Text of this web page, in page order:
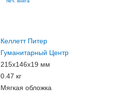
Келлетт Питер
Гуманитарный Центр
215x146x19 мм
0.47 кг
Мягкая обложка